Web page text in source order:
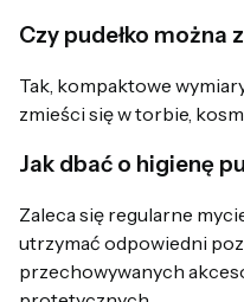
Czy pudełko można
Tak, kompaktowe
zmieści się w torbie,
Jak dbać o higienę
Zaleca się regularne
utrzymać odpowiedni
przechowywanych